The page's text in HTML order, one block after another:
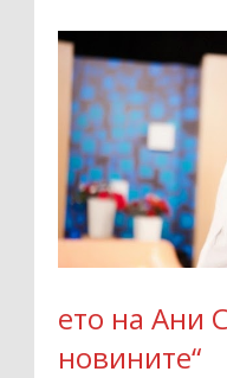
ето на Ани
новините“